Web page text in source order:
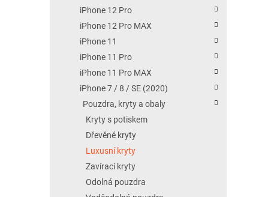
iPhone 12 Pro
iPhone 12 Pro MAX
iPhone 11
iPhone 11 Pro
iPhone 11 Pro MAX
iPhone 7 / 8 / SE (2020)
Pouzdra, kryty a obaly
Kryty s potiskem
Dřevěné kryty
Luxusní kryty
Zavírací kryty
Odolná pouzdra